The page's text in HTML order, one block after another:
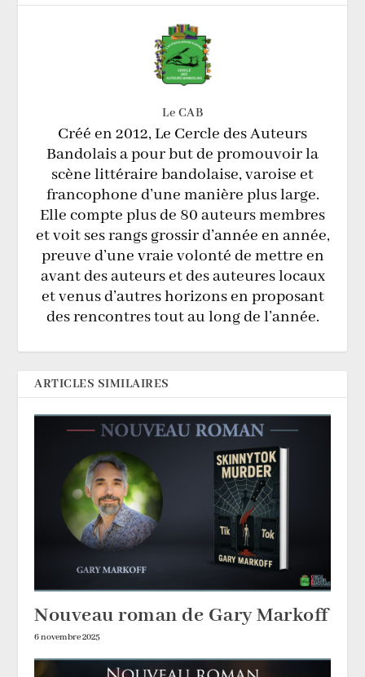
Le CAB
Créé en 2012, Le Cercle des Auteurs
Bandolais a pour but de promouvoir la
scène littéraire bandolaise, varoise et
francophone d’une manière plus large.
Elle compte plus de 80 auteurs membres
et voit ses rangs grossir d’année en année,
preuve d’une vraie volonté de mettre en
avant des auteurs et des auteures locaux
et venus d’autres horizons en proposant
des rencontres tout au long de l’année.
ARTICLES SIMILAIRES
Nouveau roman de Gary Markoff
6 novembre 2025